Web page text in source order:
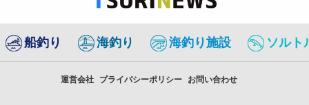
船釣り 海釣り 海釣り施設 ソルト
運営会社 プライバシーポリシー お問い合わせ